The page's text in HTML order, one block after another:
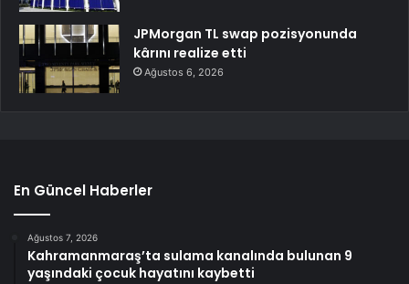
JPMorgan TL swap pozisyonunda
kârını realize etti
Ağustos 6, 2026
En Güncel Haberler
Ağustos 7, 2026
Kahramanmaraş’ta sulama kanalında bulunan 9
yaşındaki çocuk hayatını kaybetti